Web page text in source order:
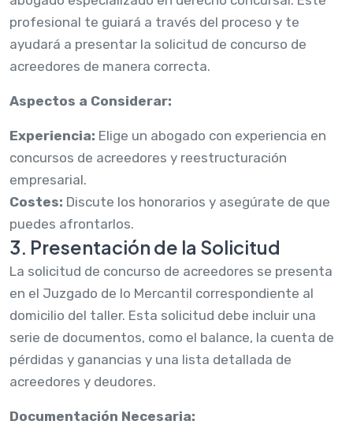
profesional te guiará a través del proceso y te
ayudará a presentar la solicitud de concurso de
acreedores de manera correcta.
Aspectos a Considerar:
Experiencia: Elige un abogado con experiencia en
concursos de acreedores y reestructuración
empresarial.
Costes: Discute los honorarios y asegúrate de que
puedes afrontarlos.
3. Presentación de la Solicitud
La solicitud de concurso de acreedores se presenta
en el Juzgado de lo Mercantil correspondiente al
domicilio del taller. Esta solicitud debe incluir una
serie de documentos, como el balance, la cuenta de
pérdidas y ganancias y una lista detallada de
acreedores y deudores.
Documentación Necesaria: